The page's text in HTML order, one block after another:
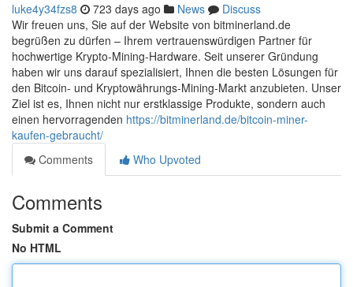
luke4y34fzs8 723 days ago News
Discuss
Wir freuen uns, Sie auf der Website von bitminerland.de
begrüßen zu dürfen – Ihrem vertrauenswürdigen Partner für
hochwertige Krypto-Mining-Hardware. Seit unserer Gründung
haben wir uns darauf spezialisiert, Ihnen die besten Lösungen für
den Bitcoin- und Kryptowährungs-Mining-Markt anzubieten. Unser
Ziel ist es, Ihnen nicht nur erstklassige Produkte, sondern auch
einen hervorragenden https://bitminerland.de/bitcoin-miner-
kaufen-gebraucht/
Comments
Who Upvoted
Comments
Submit a Comment
No HTML